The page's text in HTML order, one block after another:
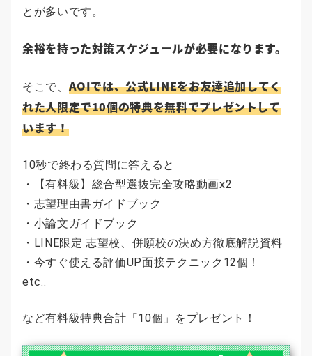
とが多いです。
余裕を持った対策スケジュールが必要になります。
そこで、 AOIでは、公式LINEをお友達追加してく
れた人限定で10個の特典を無料でプレゼントして
います！
10秒で終わる質問に答えると
・【有料級】総合型選抜完全攻略動画x2
・志望理由書ガイドブック
・小論文ガイドブック
・LINE限定 志望校、併願校の決め方徹底解説資料
・今すぐ使える評価UP面接テクニック12個！
etc..
など有料級特典合計「10個」をプレゼント！